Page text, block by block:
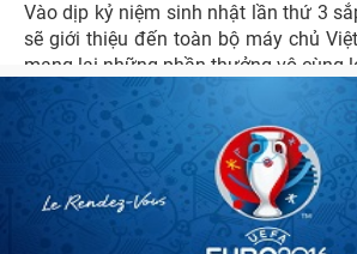
Vào dịp kỷ niệm sinh nhật lần thứ 3
sẽ giới thiệu đến toàn bộ máy chủ
mang lại những phần thưởng vô cùng